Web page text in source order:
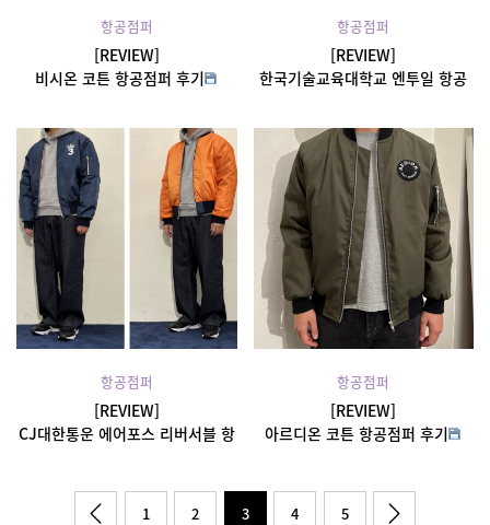
항공점퍼
[REVIEW]
비시온 코튼 항공점퍼 후기
항공점퍼
[REVIEW]
한국기술교육대학교 엔투일 항공
항공점퍼
[REVIEW]
CJ대한통운 에어포스 리버서블 항
항공점퍼
[REVIEW]
아르디온 코튼 항공점퍼 후기
1 2 3 4 5